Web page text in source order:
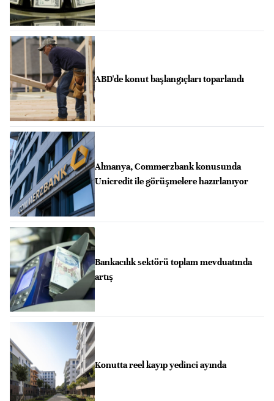
ABD'de konut başlangıçları toparlandı
Almanya, Commerzbank konusunda
Unicredit ile görüşmelere hazırlanıyor
Bankacılık sektörü toplam mevduatında
artış
Konutta reel kayıp yedinci ayında